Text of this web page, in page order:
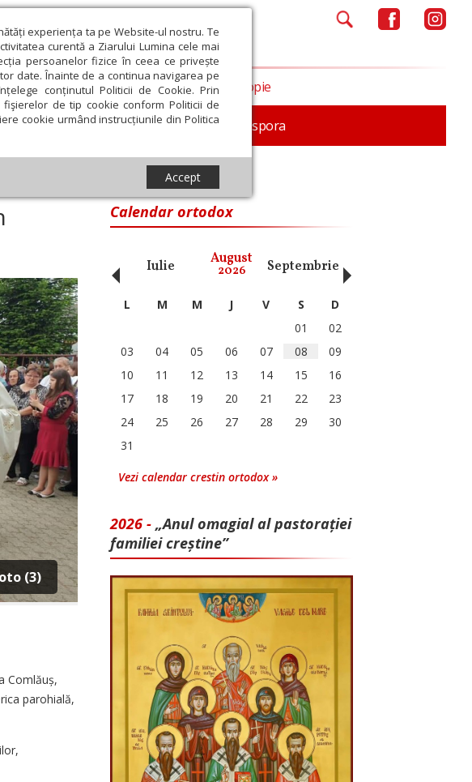
experiența ta pe Website-ul nostru. Te
curentă a Ziarului Lumina cele mai
persoanelor fizice în ceea ce privește
date. Înainte de a continua navigarea pe
conținutul Politicii de Cookie. Prin
de tip cookie conform Politicii de
cookie urmând instrucțiunile din Politica
Accept
Documentar In memoriam Diaspora
Societate Opinii Filantropie
Arad
(3)
Comlăuș,
parohială,
Calendar ortodox
Iulie August
2026 Septembrie Octombrie
‹ L M M J V S
D
01
02
03
04 05 06 07 08
09
10
11 12 13 14 15
16
17
18 19 20 21 22
23
24
25 26 27 28 29
30
31
Vezi calendar crestin ortodox »
2026 - „Anul omagial al pastorației
familiei creștine”